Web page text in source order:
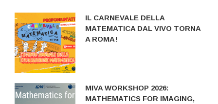
IL CARNEVALE DELLA
MATEMATICA DAL VIVO TORNA
A ROMA!
MIVA WORKSHOP 2026:
MATHEMATICS FOR IMAGING,